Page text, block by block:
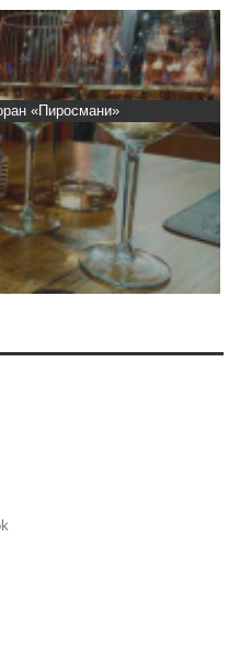
«Пиросмани»